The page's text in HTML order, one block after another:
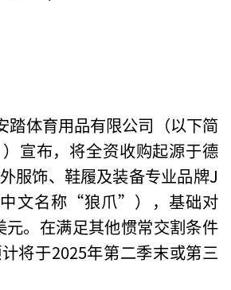
踏体育用品有限公司（以下简
宣布，将全资收购起源于德
服饰、鞋履及装备专业品牌J
文名称“狼爪”），基础对
元。在满足其他惯常交割条件
将于2025年第二季末或第三